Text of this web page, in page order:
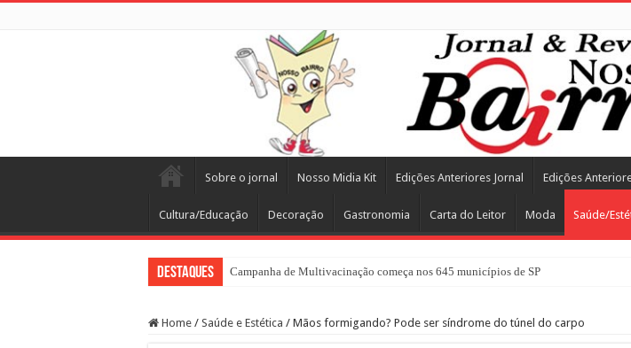
Sobre o jornal Nosso Midia Kit Edições Anteriores Jornal Edições
Cultura/Educação Decoração Gastronomia Carta do Leitor Moda Saúde/
Destaques Campanha de Multivacinação começa nos 645 municípios de SP
Home / Saúde e Estética / Mãos formigando? Pode ser síndrome do túnel do carpo